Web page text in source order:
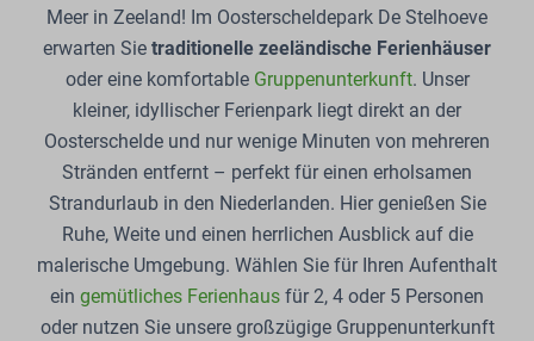
Meer in Zeeland! Im Oosterscheldepark De Stelhoeve
erwarten Sie traditionelle zeeländische Ferienhäuser
oder eine komfortable Gruppenunterkunft. Unser
kleiner, idyllischer Ferienpark liegt direkt an der
Oosterschelde und nur wenige Minuten von mehreren
Stränden entfernt – perfekt für einen erholsamen
Strandurlaub in den Niederlanden. Hier genießen Sie
Ruhe, Weite und einen herrlichen Ausblick auf die
malerische Umgebung. Wählen Sie für Ihren Aufenthalt
ein gemütliches Ferienhaus für 2, 4 oder 5 Personen
oder nutzen Sie unsere großzügige Gruppenunterkunft